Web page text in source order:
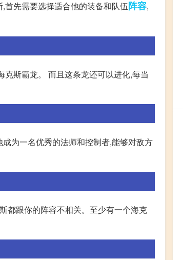
先需要选择适合他的装备和队伍阵容,
斯霸龙。 而且这条龙还可以进化,每当
为一名优秀的法师和控制者,能够对敌方
都跟你的阵容不相关。至少有一个海克